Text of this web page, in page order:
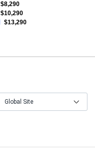
$8,290
$10,290
$13,290
Global Site